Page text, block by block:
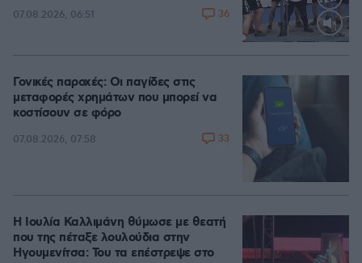
Loaded
07.08.2026, 06:51 36
Γονικές παροχές: Οι παγίδες στις
μεταφορές χρημάτων που μπορεί να
κοστίσουν σε φόρο
07.08.2026, 07:58 33
Η Ιουλία Καλλιμάνη θύμωσε με θεατή
που της πέταξε λουλούδια στην
Ηγουμενίτσα: Του τα επέστρεψε στο